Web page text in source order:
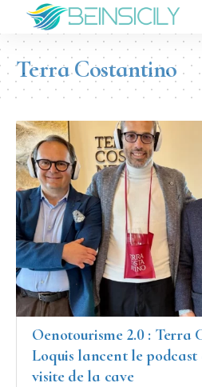
Terra Costantino
Oenotourisme 2.0 : Terra
Loquis lancent le
visite de la cave